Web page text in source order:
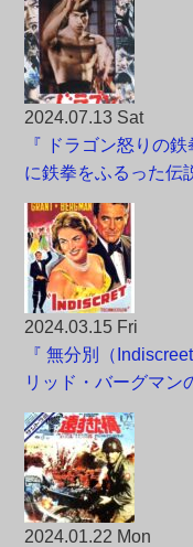
2024.07.13 Sat
『 ドラゴン怒りの
に鉄拳をふるった伝
2024.03.15 Fri
『 無分別（
リッド・バーグマン
2024.01.22 Mon